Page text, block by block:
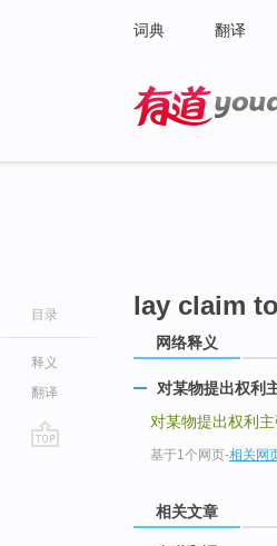
词典 翻译
目录
释义
翻译
lay claim
网络释义
对某物提出权利
对某物提出权利
基于1个网页-相关网
相关文章